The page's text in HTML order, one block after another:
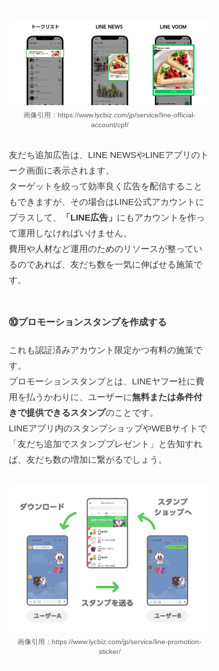
画像引用：https://www.lycbiz.com/jp/service/line-official-
account/cpf/
友だち追加広告は、LINE NEWSやLINEアプリのト
ーク画面に表示されます。
ターゲットを絞って効率良く広告を配信すること
もできますが、その場合はLINE公式アカウントに
プラスして、
「LINE広告」 にもアカウントを作っ
て運用しなければいけません。
費用や人材など運用のためのリソースが整ってい
るのであれば、友だち数を一気に伸ばせる施策で
す。
⑩プロモーションスタンプを作成する
これも認証済みアカウント限定かつ有料の施策で
す。
プロモーションスタンプとは、LINEヤフー社に費
用を払うかわりに、ユーザーに無料または条件付
きで提供できるスタンプのことです。
LINEアプリ内のスタンプショップやWEBサイトで
「友だち追加でスタンププレゼント」と告知すれ
ば、友だち数の増加に繋がるでしょう。
画像引用：https://www.lycbiz.com/jp/service/line-promotion-
sticker/